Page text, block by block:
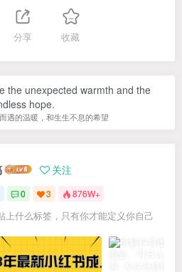
分享 收藏
the unexpected warmth and the
hope.
遇的温暖，和生生不息的希望
关注
0 3 876W+
上什么标签，只有你才能定义你自己